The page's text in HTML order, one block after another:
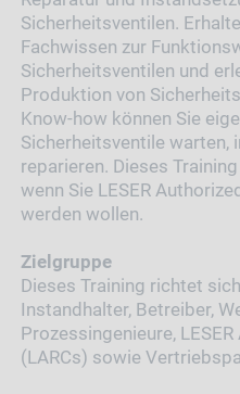
Sicherheitsventilen.
Fachwissen zur
Sicherheitsventilen und
Produktion von
Know-how können Sie
Sicherheitsventile warten,
reparieren. Dieses
wenn Sie LESER
werden wollen.
Zielgruppe
Dieses Training richtet
Instandhalter, Betreiber,
Prozessingenieure,
(LARCs) sowie